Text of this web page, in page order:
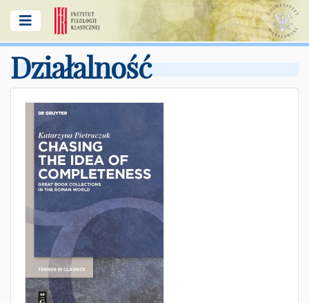
Działalność